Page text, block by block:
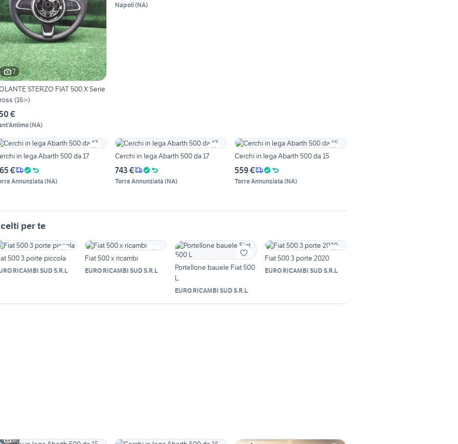
7
STERZO FIAT 500 X Serie
(16>)
€
(NA)
Napoli(NA)
in lega Abarth 500 da 17
€
Annunziata (NA)
Cerchi in lega Abarth 500 da 17
743 €
Torre Annunziata (NA)
Cerchi in lega Abarth 500 da 15
559 €
Torre Annunziata (NA)
per te
500 3 porte piccola
RICAMBI SUD S.R.L
Fiat 500 x ricambi
EURO RICAMBI SUD S.R.L
Portellone bauele Fiat 500
L
EURO RICAMBI SUD S.R.L
Fiat 500 3 porte 2020
EURO RICAMBI SUD S.R.L
2